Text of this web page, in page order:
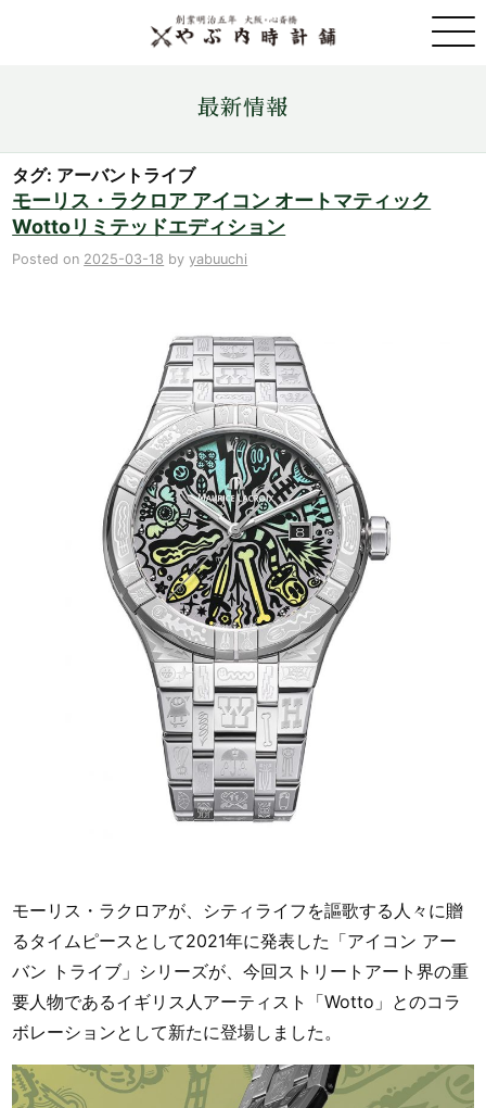
金・プラチナ・コイン売買
店舗情報
お問い合わせ
最新情報
タグ: アーバントライブ
モーリス・ラクロア アイコン オートマティック
Wottoリミテッドエディション
Posted on 2025-03-18 byyabuuchi
モーリス・ラクロアが、シティライフを謳歌する人々に贈
るタイムピースとして2021年に発表した「アイコン アー
バン トライブ」シリーズが、今回ストリートアート界の重
要人物であるイギリス人アーティスト「Wotto」とのコラ
ボレーションとして新たに登場しました。